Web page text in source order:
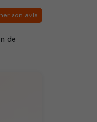
son avis
de